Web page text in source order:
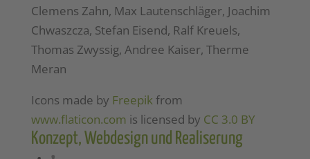
Clemens Zahn, Max Lautenschläger, Joachim
Chwaszcza, Stefan Eisend, Ralf Kreuels,
Thomas Zwyssig, Andree Kaiser, Therme
Meran
Icons made by Freepik from
www.flaticon.com is licensed by CC 3.0 BY
Konzept, Webdesign und Realiserung